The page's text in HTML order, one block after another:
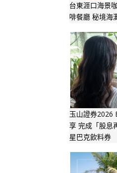
台東涯口海景
啡餐廳 秘境海
玉山證券2026
享 完成「股息
星巴克飲料券